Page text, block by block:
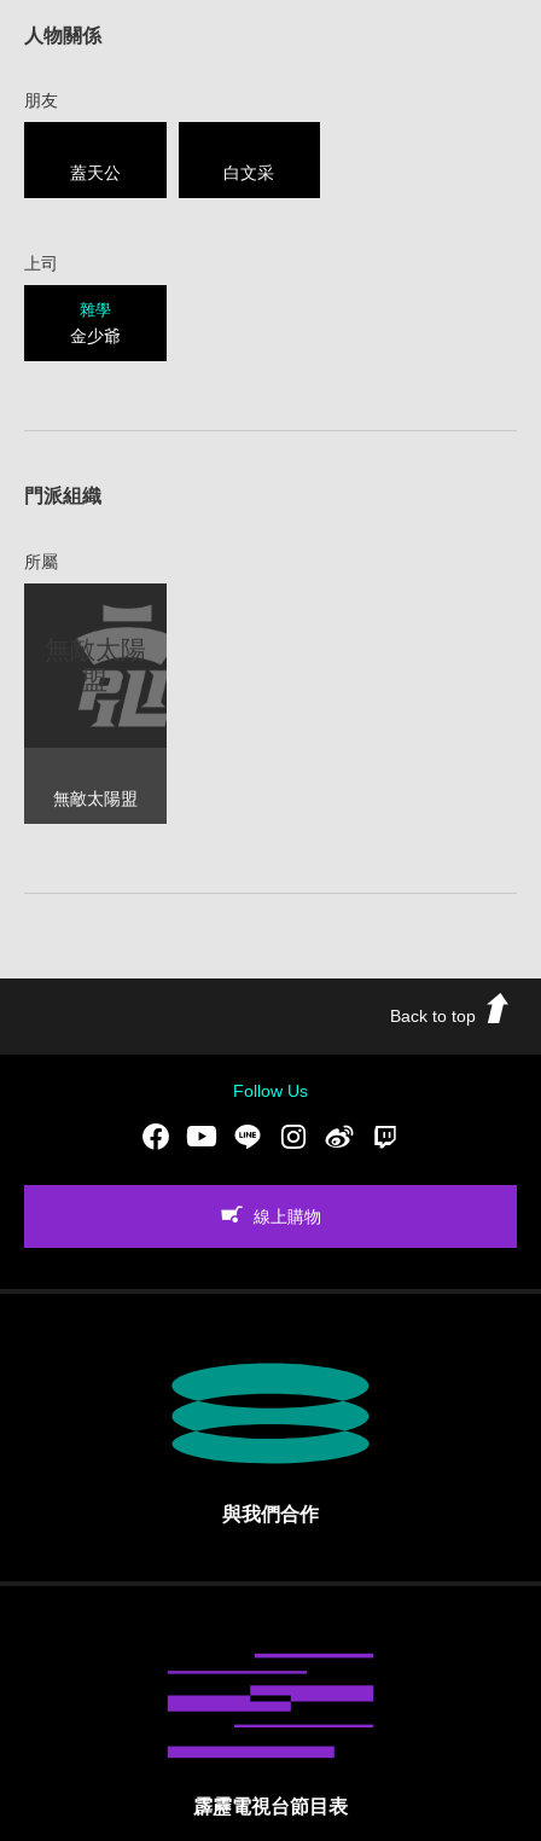
人物關係
朋友
蓋天公 白文采
上司
雜學
金少爺
門派組織
所屬
無敵太陽
盟
無敵太陽盟
Back to top
Follow Us
FacebookYoutubeLINE Instgram新浪微博
線上購物
與我們合作
霹靂電視台節目表